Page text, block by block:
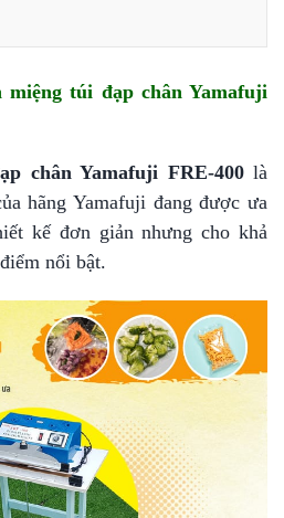
túi đạp chân Yamafuji
chân Yamafuji FRE-400là
hãng Yamafuji đang được ưa
kế đơn giản nhưng cho khả
nổi bật.